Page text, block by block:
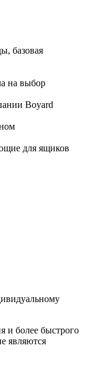
базовая
на выбор
Boyard
для ящиков
и более быстрого
являются